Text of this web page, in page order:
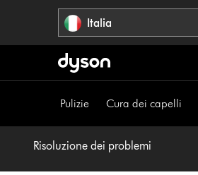
Italia
Pulizie Cura dei capelli
Risoluzione dei problemi